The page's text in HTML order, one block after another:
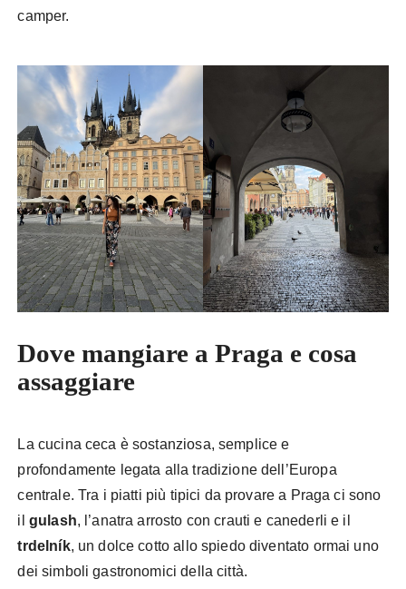
camper.
Dove mangiare a Praga e cosa
assaggiare
La cucina ceca è sostanziosa, semplice e
profondamente legata alla tradizione dell’Europa
centrale. Tra i piatti più tipici da provare a Praga ci sono
il gulash, l’anatra arrosto con crauti e canederli e il
trdelník, un dolce cotto allo spiedo diventato ormai uno
dei simboli gastronomici della città.